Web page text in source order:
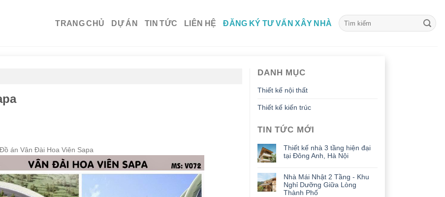
TRANG CHỦ DỰ ÁN TIN TỨC LIÊN HỆ ĐĂNG KÝ TƯ VẤN XÂY NHÀ
Đồ án Vân Đài Hoa Viên Sapa
DANH MỤC
Thiết kế nội thất
Thiết kế kiến trúc
TIN TỨC MỚI
Thiết kế nhà 3 tầng hiện đại
tại Đông Anh, Hà Nội
Nhà Mái Nhật 2 Tầng - Khu
Nghỉ Dưỡng Giữa Lòng
Thành Phố